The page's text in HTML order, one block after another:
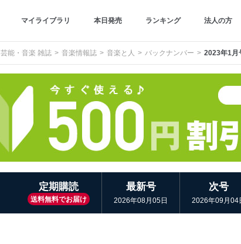
マイライブラリ 本日発売 ランキング 法人の方
芸能・音楽 雑誌 音楽情報誌 音楽と人 バックナンバー 2023年1月
定期購読
送料無料でお届け
最新号
2026年08月05日
次号
2026年09月04